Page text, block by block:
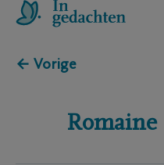
← Vorige
Romaine